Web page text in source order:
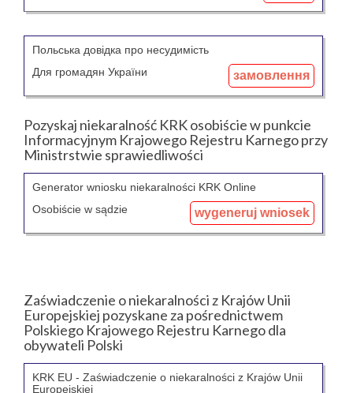
Польська довідка про несудимість
Для громадян України
замовлення
Pozyskaj niekaralność KRK osobiście w punkcie
Informacyjnym Krajowego Rejestru Karnego przy
Ministrstwie sprawiedliwości
Generator wniosku niekaralności KRK Online
Osobiście w sądzie
wygeneruj wniosek
Zaświadczenie o niekaralności z Krajów Unii
Europejskiej pozyskane za pośrednictwem
Polskiego Krajowego Rejestru Karnego dla
obywateli Polski
KRK EU - Zaświadczenie o niekaralności z Krajów Unii
Europejskiej